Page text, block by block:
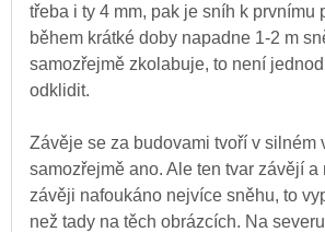
třeba i ty 4 mm, pak je sníh k prvnímu
během krátké doby napadne 1-2 m
samozřejmě zkolabuje, to není
odklidit.
Závěje se za budovami tvoří v silném
samozřejmě ano. Ale ten tvar závějí a
závěji nafoukáno nejvíce sněhu, to
než tady na těch obrázcích. Na